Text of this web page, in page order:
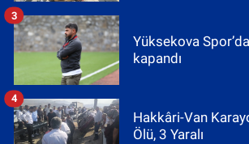
Yüksekova
kapandı
3
Hakkâri-Van
Ölü, 3 Yaralı
4